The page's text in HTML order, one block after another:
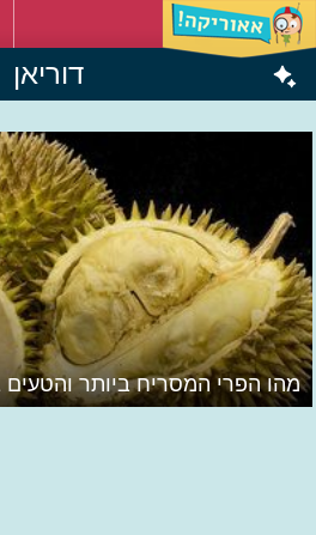
דוריאן
מהו הפרי המסריח ביותר והטעים